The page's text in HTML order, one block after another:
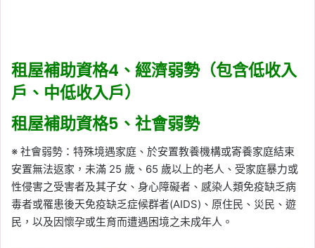
租屋補助資格4、經濟弱勢（包含低收入
戶、中低收入戶）
租屋補助資格5、社會弱勢
※ 社會弱勢：特殊境遇家庭、於安置教養機構或寄養家庭結束
安置無法返家，未滿 25 歲、65 歲以上的老人、受家庭暴力或
性侵害之受害者及其子女、身心障礙者、感染人類免疫缺乏病
毒者或罹患後天免疫缺乏症候群者(AIDS)、原住民、災民、遊
民，以及因懷孕或生育而遭遇困境之未成年人。